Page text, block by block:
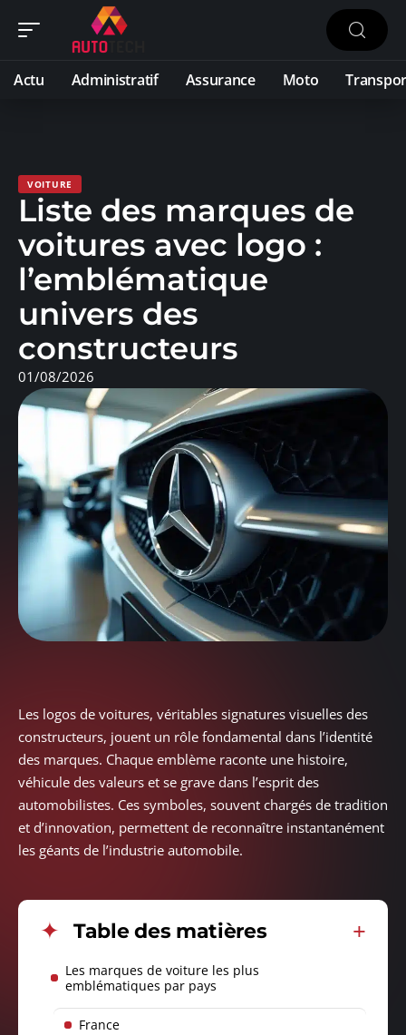
Actu Administratif Assurance Moto
VOITURE
Liste des marques de
voitures avec logo :
l’emblématique
univers des
constructeurs
01/08/2026
Les logos de voitures, véritables signatures visuelles des
constructeurs, jouent un rôle fondamental dans l’identité
des marques. Chaque emblème raconte une histoire,
véhicule des valeurs et se grave dans l’esprit des
automobilistes. Ces symboles, souvent chargés de tradition
et d’innovation, permettent de reconnaître instantanément
les géants de l’industrie automobile.
Table des matières
Les marques de voiture les plus
emblématiques par pays
France